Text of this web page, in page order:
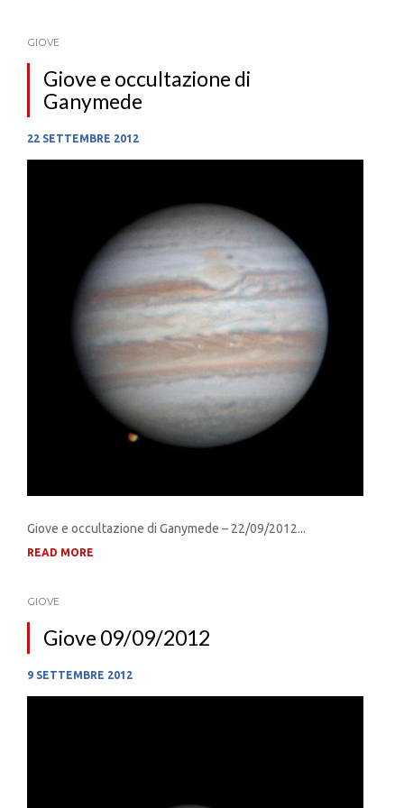
GIOVE
Giove e occultazione di
Ganymede
22 SETTEMBRE 2012
Giove e occultazione di Ganymede – 22/09/2012...
READ MORE
GIOVE
Giove 09/09/2012
9 SETTEMBRE 2012